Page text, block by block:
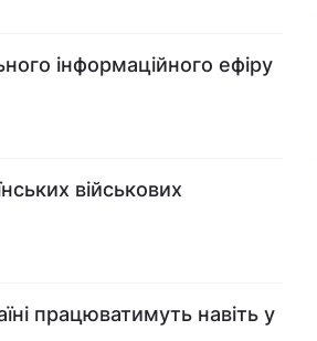
інформаційного ефіру
військових
працюватимуть навіть у